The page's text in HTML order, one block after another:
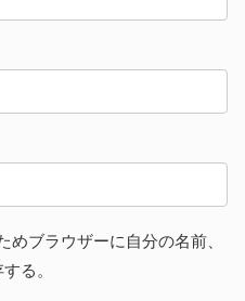
めブラウザーに自分の名前、
る。